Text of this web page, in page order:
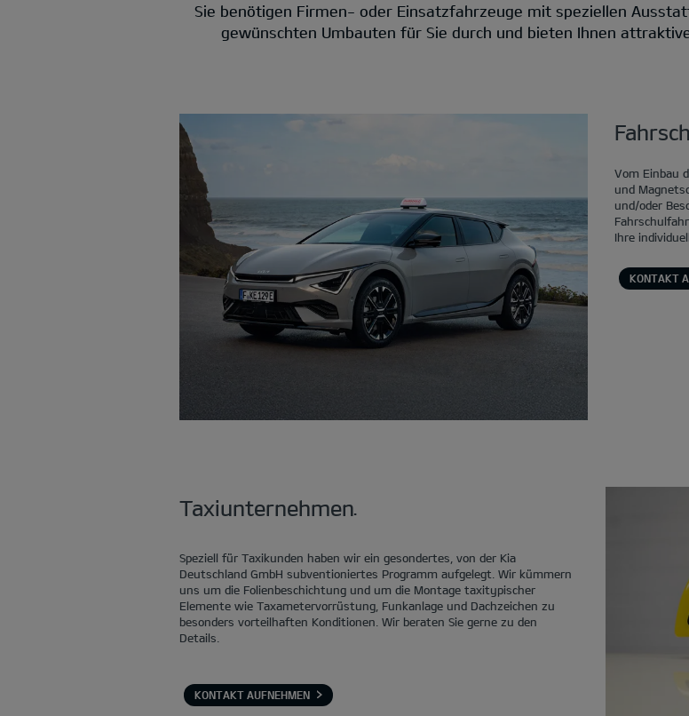
Sie benötigen Firmen- oder Einsatzfahrzeuge mit speziellen
gewünschten Umbauten für Sie durch und bieten Ihnen
Vom Einbau
und
und/oder
Ihre
KONTAKT
Taxiunternehmen.
Speziell für Taxikunden haben wir ein gesondertes, von der Kia
Deutschland GmbH subventioniertes Programm aufgelegt. Wir kümmern
uns um die Folienbeschichtung und um die Montage taxitypischer
Elemente wie Taxametervorrüstung, Funkanlage und Dachzeichen zu
besonders vorteilhaften Konditionen. Wir beraten Sie gerne zu den
Details.
KONTAKT AUFNEHMEN